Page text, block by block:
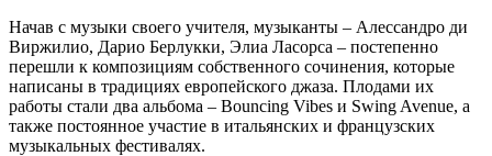
Начав с музыки своего учителя, музыканты – Алессандро ди
Виржилио, Дарио Берлукки, Элиа Ласорса – постепенно
перешли к композициям собственного сочинения, которые
написаны в традициях европейского джаза. Плодами их
работы стали два альбома – Bouncing Vibes и Swing Avenue, а
также постоянное участие в итальянских и французских
музыкальных фестивалях.